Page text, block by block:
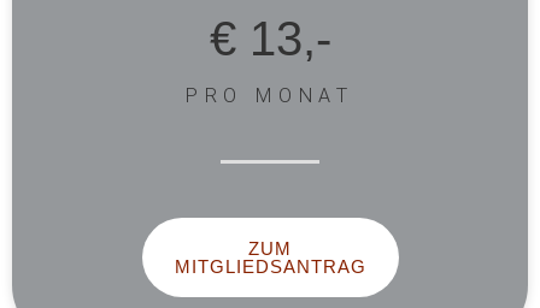
€ 13,-
PRO MONAT
ZUM
MITGLIEDSANTRAG